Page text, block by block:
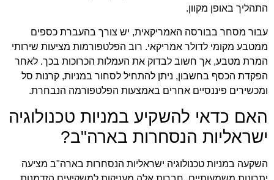
התהליך באופן מקוון.
עבור מסחר בבורסה האמריקאית, יש צורך בהעברת כספים
ממטבע מקומי לדולר אמריקאי. רוב הפלטפורמות מציעות שירותי
המרת מטבע, אך חשוב לבדוק את העמלות הכרוכות בכך. לאחר
הפקדת הכסף בחשבון, ניתן להתחיל לסחור במניות, קרנות סל
ומכשירים פיננסיים אחרים באמצעות הפלטפורמה הנבחרת.
האם כדאי להשקיע במניות טכנולוגיה
ישראליות הנסחרות בארה"ב?
השקעה במניות טכנולוגיה ישראליות הנסחרות בארה"ב מציעה